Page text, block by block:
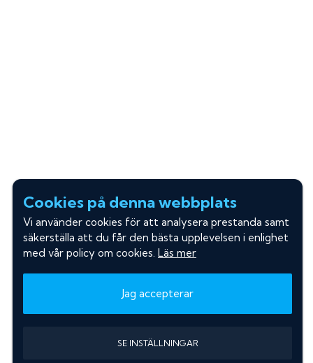
Cookies på denna webbplats
Vi använder cookies för att analysera prestanda samt
säkerställa att du får den bästa upplevelsen i enlighet
med vår policy om cookies. Läs mer
Jag accepterar
SE INSTÄLLNINGAR